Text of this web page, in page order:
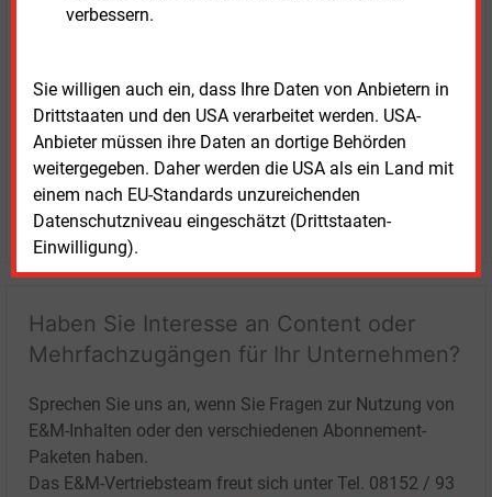
verbessern.
Sie willigen auch ein, dass Ihre Daten von Anbietern in
Drittstaaten und den USA verarbeitet werden. USA-
Anbieter müssen ihre Daten an dortige Behörden
weitergegeben. Daher werden die USA als ein Land mit
einem nach EU-Standards unzureichenden
Datenschutzniveau eingeschätzt (Drittstaaten-
Einwilligung).
LOGIN
Haben Sie Interesse an Content oder
Mehrfachzugängen für Ihr Unternehmen?
Sprechen Sie uns an, wenn Sie Fragen zur Nutzung von
E&M-Inhalten oder den verschiedenen Abonnement-
Paketen haben.
Das E&M-Vertriebsteam freut sich unter Tel. 08152 / 93